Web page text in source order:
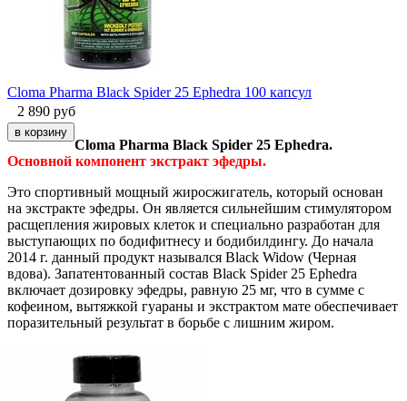
Cloma Pharma Black Spider 25 Ephedra 100 капсул
2 890 руб
Cloma Pharma Black Spider 25 Ephedra.
Основной компонент экстракт эфедры.
Это спортивный мощный жиросжигатель, который основан
на экстракте эфедры. Он является сильнейшим стимулятором
расщепления жировых клеток и специально разработан для
выступающих по бодифитнесу и бодибилдингу. До начала
2014 г. данный продукт назывался Black Widow (Черная
вдова). Запатентованный состав Black Spider 25 Ephedra
включает дозировку эфедры, равную 25 мг, что в сумме с
кофеином, вытяжкой гуараны и экстрактом мате обеспечивает
поразительный результат в борьбе с лишним жиром.